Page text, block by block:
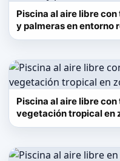
Piscina al aire libre
y palmeras en entorno
Piscina al aire libre
vegetación tropical en